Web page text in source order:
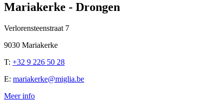
Mariakerke - Drongen
Verlorensteenstraat 7
9030 Mariakerke
T: +32 9 226 50 28
E: mariakerke@miglia.be
Meer info